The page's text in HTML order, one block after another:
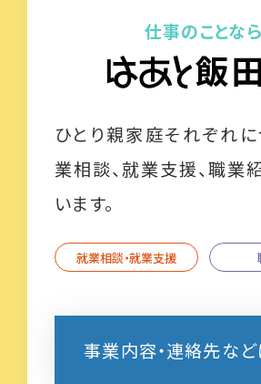
仕事のことなら
ひとり親家庭それぞれ
業相談、就業支援、職業
います。
就業相談・就業支援
事業内容・連絡先など